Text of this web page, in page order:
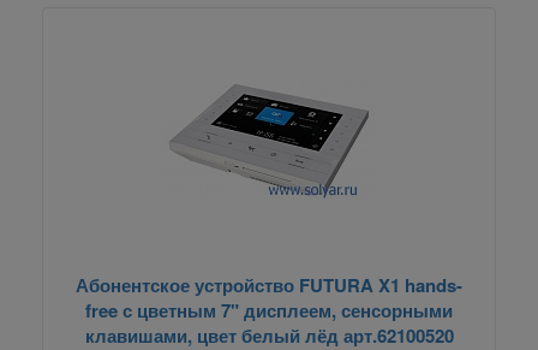
Абонентское устройство FUTURA X1 hands-
free с цветным 7" дисплеем, сенсорными
клавишами, цвет белый лёд арт.62100520